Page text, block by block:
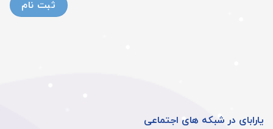
یارابای در شبکه های اجتماعی